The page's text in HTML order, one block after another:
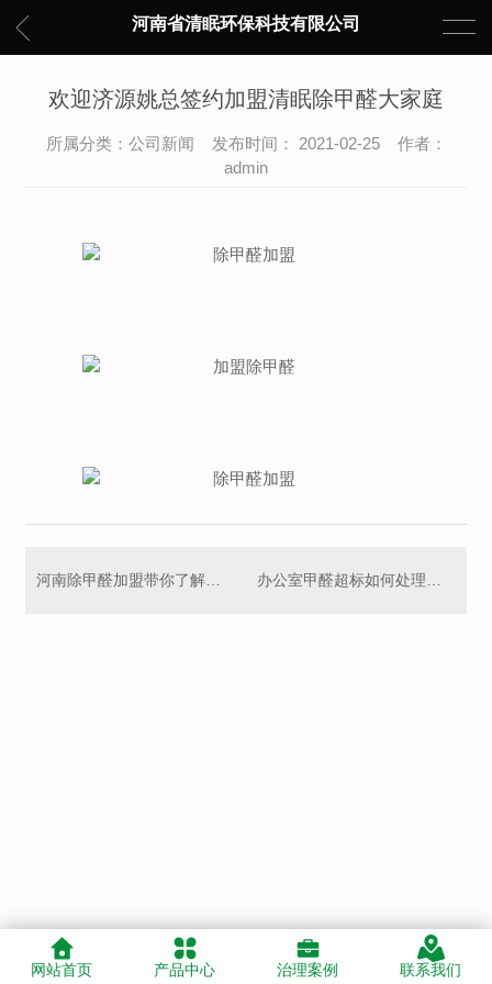
河南省清眠环保科技有限公司
欢迎济源姚总签约加盟清眠除甲醛大家庭
所属分类：公司新闻 发布时间： 2021-02-25 作者：
admin
网站首页 产品中心 治理案例 联系我们